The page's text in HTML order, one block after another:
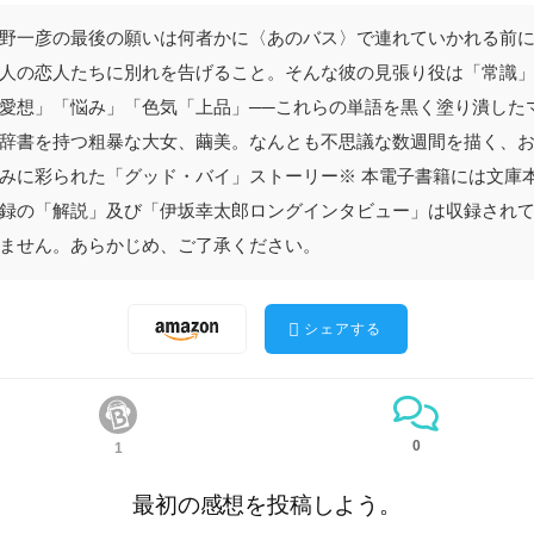
一彦の最後の願いは何者かに〈あのバス〉で連れていかれる前に
の恋人たちに別れを告げること。そんな彼の見張り役は「常識」
愛想」「悩み」「色気「上品」──これらの単語を黒く塗り潰した
書を持つ粗暴な大女、繭美。なんとも不思議な数週間を描く、
に彩られた「グッド・バイ」ストーリー※ 本電子書籍には文庫
の「解説」及び「伊坂幸太郎ロングインタビュー」は収録され
せん。あらかじめ、ご了承ください。
シェアする
1 0
最初の感想を投稿しよう。